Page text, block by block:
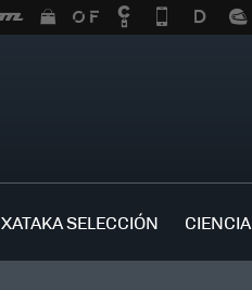
XATAKA SELECCIÓN CIENCIA